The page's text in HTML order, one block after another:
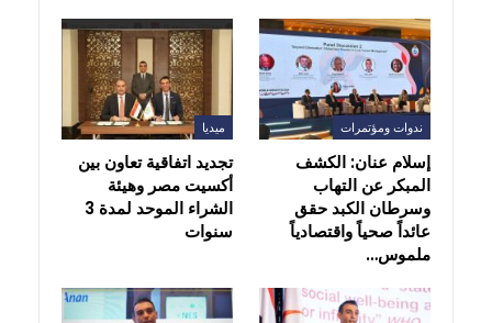
ندوات ومؤتمرات
إسلام عنان: الكشف
المبكر عن التهاب
وسرطان الكبد حقق
عائداً صحياً واقتصادياً
ملموس…
ميديا
تجديد اتفاقية تعاون بين
أكسيت مصر وهيئة
الشراء الموحد لمدة 3
سنوات